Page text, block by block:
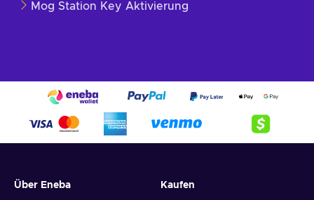
Mog Station Key Aktivierung
Über Eneba Kaufen